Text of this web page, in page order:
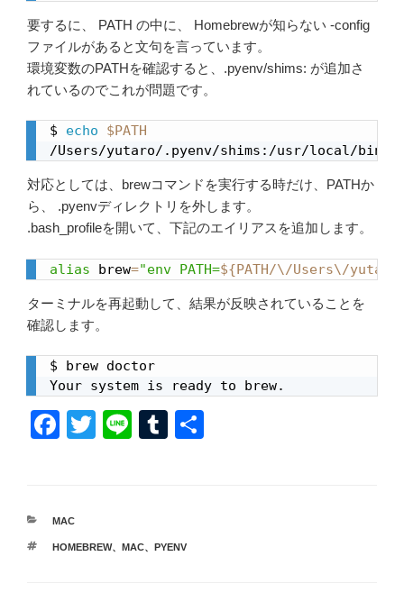
要するに、 PATH の中に、 Homebrewが知らない -config
ファイルがあると文句を言っています。
環境変数のPATHを確認すると、.pyenv/shims: が追加さ
れているのでこれが問題です。
$ echo
$PATH
/Users/yutaro/.pyenv/shims:/usr/local/
対応としては、brewコマンドを実行する時だけ、PATHか
ら、 .pyenvディレクトリを外します。
.bash_profileを開いて、下記のエイリアスを追加します。
alias brew="env PATH=${PATH/\/Users\/
ターミナルを再起動して、結果が反映されていることを
確認します。
$ brew doctor
Your system is ready to brew.
F
e
b
T
Li
T
r
カ
ゴ
MAC
タ
HOMEBREW、 MAC、 PYENV